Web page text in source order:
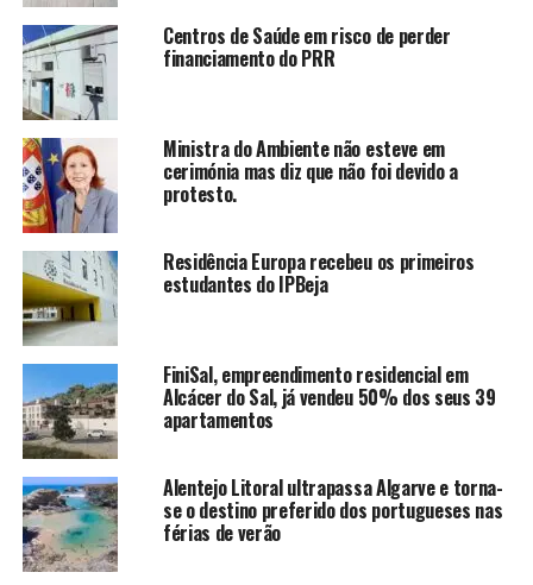
Centros de Saúde em risco de perder
financiamento do PRR
Ministra do Ambiente não esteve em
cerimónia mas diz que não foi devido a
protesto.
Residência Europa recebeu os primeiros
estudantes do IPBeja
FiniSal, empreendimento residencial em
Alcácer do Sal, já vendeu 50% dos seus 39
apartamentos
Alentejo Litoral ultrapassa Algarve e torna-
se o destino preferido dos portugueses nas
férias de verão